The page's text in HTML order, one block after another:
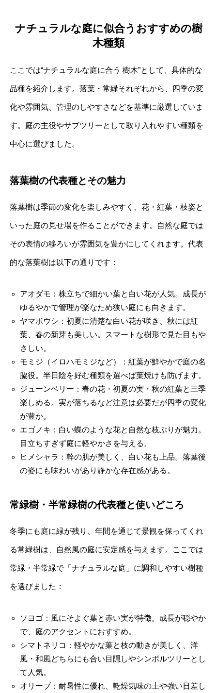
ナチュラルな庭に似合うおすすめの樹
木種類
ここでは“ナチュラルな庭に合う 樹木”として、具体的な
品種を紹介します。落葉・常緑それぞれから、四季の変
化や雰囲気、管理のしやすさなどを基準に厳選していま
す。庭の主役やサブツリーとして取り入れやすい種類を
中心に選びました。
落葉樹の代表種とその魅力
落葉樹は季節の変化を楽しみやすく、花・紅葉・枝姿と
いった庭の見せ場を作ることができます。自然な庭では
その表情の移ろいが雰囲気を豊かにしてくれます。代表
的な落葉樹は以下の通りです：
アオダモ：株立ちで細かい葉と白い花が人気。成長が
ゆるやかで管理が楽なため狭い庭にも向きます。
ヤマボウシ：初夏に清楚な白い花が咲き、秋には紅
葉、春の新芽も美しい。スマートな樹形で見た目もや
さしい。
モミジ（イロハモミジなど）：紅葉が鮮やかで庭の名
脇役。半日陰を好む種類を選べば葉焼けも防げます。
ジューンベリー：春の花・初夏の実・秋の紅葉と三季
楽しめる。実が落ちるなど注意は必要だが四季の変化
が豊か。
エゴノキ：白い蝶のような花と自然な枝ぶりが魅力。
目立ちすぎず庭に軽やかさを与える。
ヒメシャラ：幹の肌が美しく、白い花も上品。落葉後
の姿にも味わいがあり静かな存在感がある。
常緑樹・半常緑樹の代表種と使いどころ
冬季にも庭に緑が残り、年間を通じて景観を保ってくれ
る常緑樹は、自然風の庭に安定感を与えます。ここでは
常緑・半常緑で「ナチュラルな庭」に調和しやすい樹種
を選びました：
ソヨゴ：風にそよぐ葉と赤い実が特徴。成長が穏やか
で、庭のアクセントにおすすめ。
シマトネリコ：軽やかな葉と枝の動きが美しく、洋
風・和風どちらにも合い目隠しやシンボルツリーとし
て人気。
オリーブ：耐暑性に優れ、乾燥気味の土や強い日差し